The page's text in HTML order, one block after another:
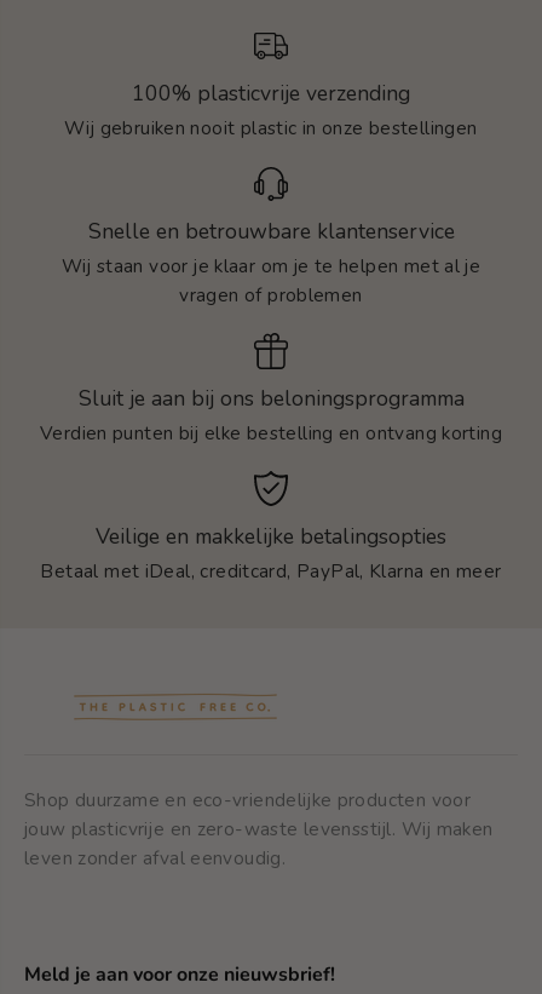
100% plasticvrije verzending
Wij gebruiken nooit plastic in onze bestellingen
Snelle en betrouwbare klantenservice
Wij staan voor je klaar om je te helpen met al je
vragen of problemen
Sluit je aan bij ons beloningsprogramma
Verdien punten bij elke bestelling en ontvang korting
Veilige en makkelijke betalingsopties
Betaal met iDeal, creditcard, PayPal, Klarna en meer
Shop duurzame en eco-vriendelijke producten voor
jouw plasticvrije en zero-waste levensstijl. Wij maken
leven zonder afval eenvoudig.
Meld je aan voor onze nieuwsbrief!